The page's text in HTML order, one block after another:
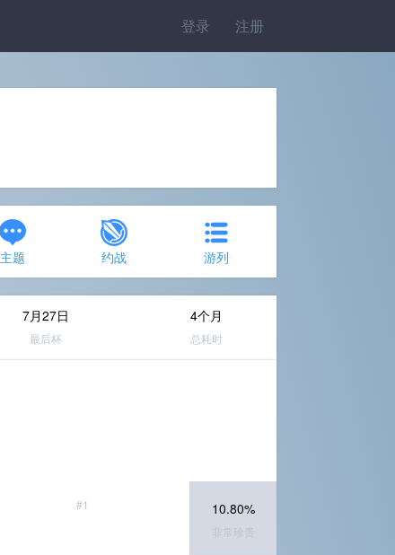
登录 注册
主题 约战 游列
7月27日
最后杯
4个月
总耗时
#1 10.80%
非常珍贵